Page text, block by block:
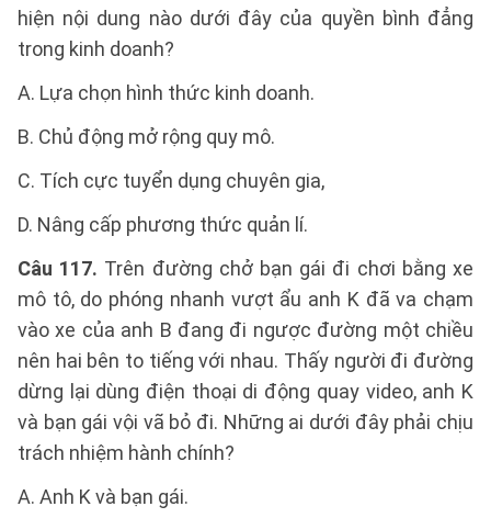
hiện nội dung nào dưới đây của quyền bình đẳng
trong kinh doanh?
A. Lựa chọn hình thức kinh doanh.
B. Chủ động mở rộng quy mô.
C. Tích cực tuyển dụng chuyên gia,
D. Nâng cấp phương thức quản lí.
Câu 117. Trên đường chở bạn gái đi chơi bằng xe
mô tô, do phóng nhanh vượt ẩu anh K đã va chạm
vào xe của anh B đang đi ngược đường một chiều
nên hai bên to tiếng với nhau. Thấy người đi đường
dừng lại dùng điện thoại di động quay video, anh K
và bạn gái vội vã bỏ đi. Những ai dưới đây phải chịu
trách nhiệm hành chính?
A. Anh K và bạn gái.